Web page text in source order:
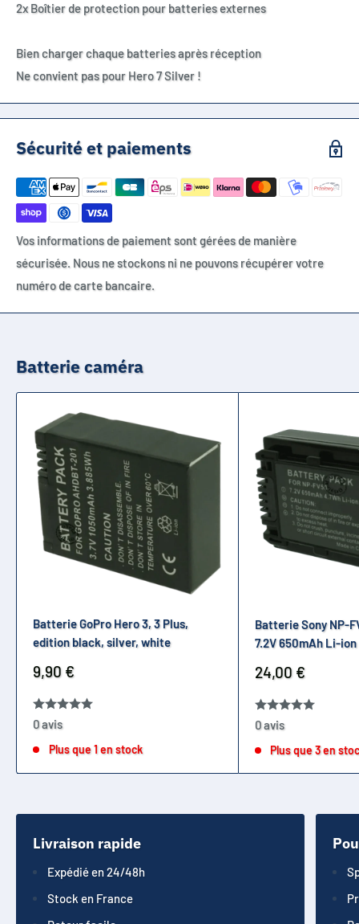
2x Boîtier de protection pour batteries externes
Bien charger chaque batteries après réception
Ne convient pas pour Hero 7 Silver !
Sécurité et paiements
Vos informations de paiement sont gérées de manière
sécurisée. Nous ne stockons ni ne pouvons récupérer votre
numéro de carte bancaire.
Batterie caméra
Batterie GoPro Hero 3, 3 Plus,
edition black, silver, white
Prix
réduit
9,90 €
0 avis
Plus que 1 en stock
Batterie Sony NP-
7.2V 650mAh Li-ion
Prix
réduit
24,00 €
0 avis
Plus que 3 en
Livraison rapide
Expédié en 24/48h
Stock en France